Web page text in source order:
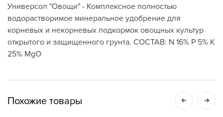
Универсол "Овощи" - Комплексное полностью
водорастворимое минеральное удобрение для
корневых и некорневых подкормок овощных культур
открытого и защищенного грунта. СОСТАВ: N 16% P 5% K
25% MgO
Похожие товары